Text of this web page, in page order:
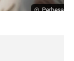
Perbesar